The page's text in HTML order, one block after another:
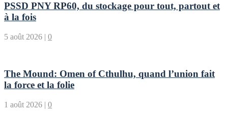
PSSD PNY RP60, du stockage pour tout, partout et
à la fois
5 août 2026 | 0
The Mound: Omen of Cthulhu, quand l’union fait
la force et la folie
1 août 2026 | 0